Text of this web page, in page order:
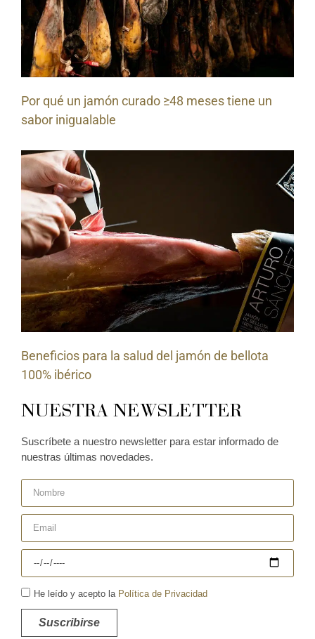
Por qué un jamón curado ≥48 meses tiene un
sabor inigualable
Beneficios para la salud del jamón de bellota
100% ibérico
NUESTRA NEWSLETTER
Suscríbete a nuestro newsletter para estar informado de
nuestras últimas novedades.
He leído y acepto la Política de Privacidad
Suscribirse